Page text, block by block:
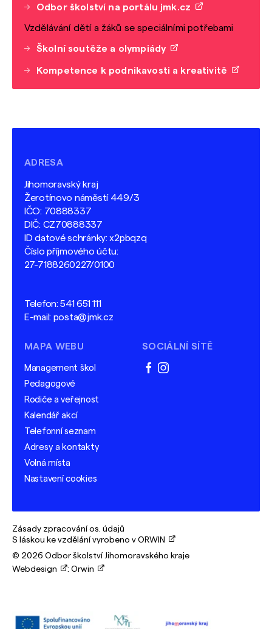
Odbor školství na portálu jmk.cz
Vzdělávání dětí a žáků se speciálními potřebami
Školní soutěže a olympiády
Kompetence k podnikavosti a kreativitě
ADRESA
Jihomoravský kraj
Žerotínovo náměstí 449/3
IČO: 70888337
DIČ: CZ70888337
ID datové schránky: x2pbqzq
Číslo příjmového účtu:
27-7188260227/0100
Telefon:541 651 111
E-mail: posta@jmk.cz
MAPA WEBU
Management škol
Pedagogové
Rodiče a veřejnost
Kalendář akcí
Telefonní seznam
Adresy a kontakty
Volná místa
Nastavení cookies
SOCIÁLNÍ SÍTĚ
facebook
instagram
Zásady zpracování os. údajů
S láskou ke vzdělání vyrobeno v ORWIN
© 2026 Odbor školství Jihomoravského kraje
Webdesign
: Orwin